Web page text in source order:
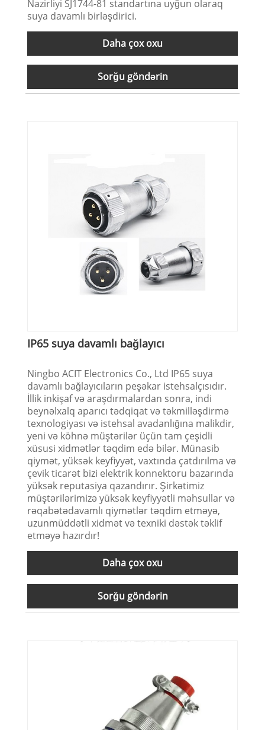
Nazirliyi SJ1744-81 standartına uyğun olaraq
suya davamlı birləşdirici.
Daha çox oxu
Sorğu göndərin
IP65 suya davamlı bağlayıcı
Ningbo ACIT Electronics Co., Ltd IP65 suya
davamlı bağlayıcıların peşəkar istehsalçısıdır.
İllik inkişaf və araşdırmalardan sonra, indi
beynəlxalq aparıcı tədqiqat və təkmilləşdirmə
texnologiyası və istehsal avadanlığına malikdir,
yeni və köhnə müştərilər üçün tam çeşidli
xüsusi xidmətlər təqdim edə bilər. Münasib
qiymət, yüksək keyfiyyət, vaxtında çatdırılma və
çevik ticarət bizi elektrik konnektoru bazarında
yüksək reputasiya qazandırır. Şirkətimiz
müştərilərimizə yüksək keyfiyyətli məhsullar və
rəqabətədavamlı qiymətlər təqdim etməyə,
uzunmüddətli xidmət və texniki dəstək təklif
etməyə hazırdır!
Daha çox oxu
Sorğu göndərin